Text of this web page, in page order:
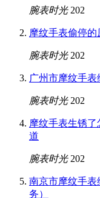
腕表时光 202
摩纹手表偷停
腕表时光 202
广州市摩纹手表
腕表时光 202
摩纹手表生锈
道
腕表时光 202
南京市摩纹手表
务）